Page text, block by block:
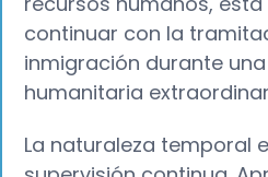
continuar con la
inmigración durante
humanitaria
La naturaleza temporal